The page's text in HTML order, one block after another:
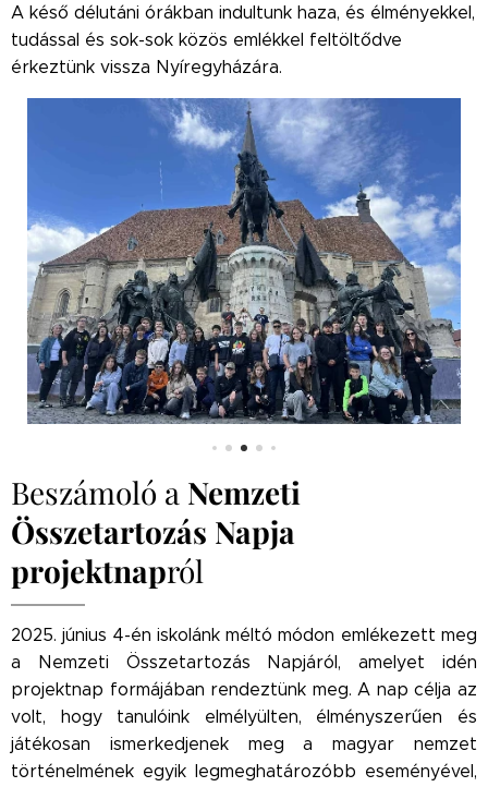
A késő délutáni órákban indultunk haza, és élményekkel,
tudással és sok-sok közös emlékkel feltöltődve
érkeztünk vissza Nyíregyházára.
Beszámoló a Nemzeti
Összetartozás Napja
projektnapról
2025. június 4-én iskolánk méltó módon emlékezett meg
a Nemzeti Összetartozás Napjáról, amelyet idén
projektnap formájában rendeztünk meg. A nap célja az
volt, hogy tanulóink elmélyülten, élményszerűen és
játékosan ismerkedjenek meg a magyar nemzet
történelmének egyik legmeghatározóbb eseményével,